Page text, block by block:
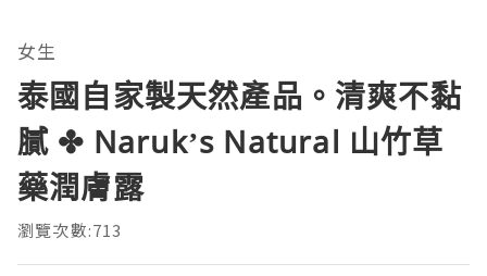
女生
泰國自家製天然產品。清爽不黏
膩 ✤ Naruk’s Natural 山竹草
藥潤膚露
瀏覽次數:713